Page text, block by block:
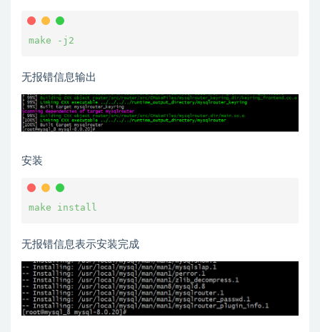
make -j2
无报错信息输出
安装
make install
无报错信息表示安装完成